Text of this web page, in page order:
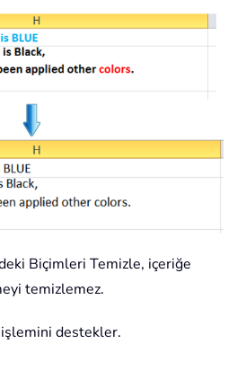
Biçimleri Temizle, içeriğe
temizlemez.
destekler.